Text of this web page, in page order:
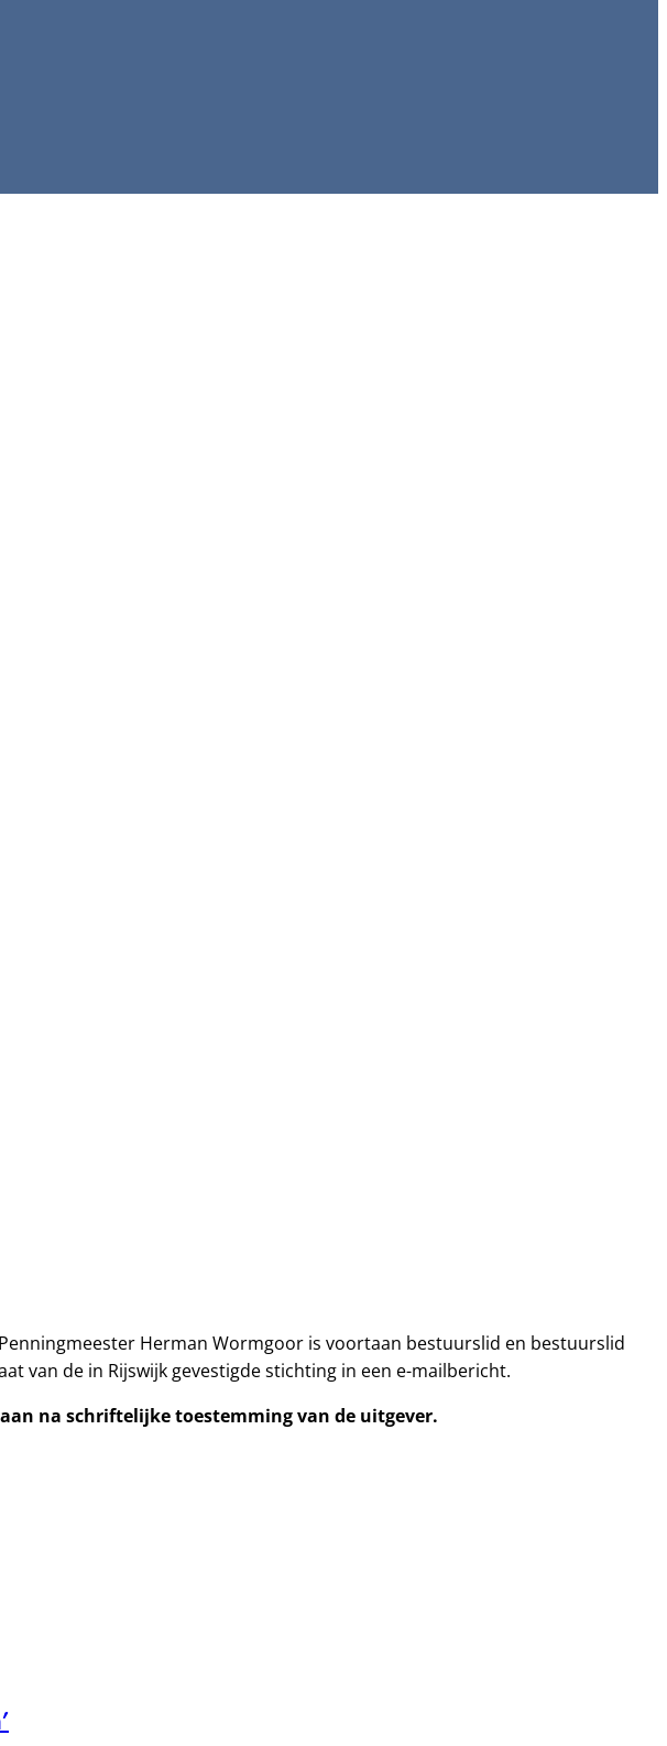
Herman Wormgoor is voortaan bestuurslid en bestuurslid
van de in Rijswijk gevestigde stichting in een e-mailbericht.
na schriftelijke toestemming van de uitgever.